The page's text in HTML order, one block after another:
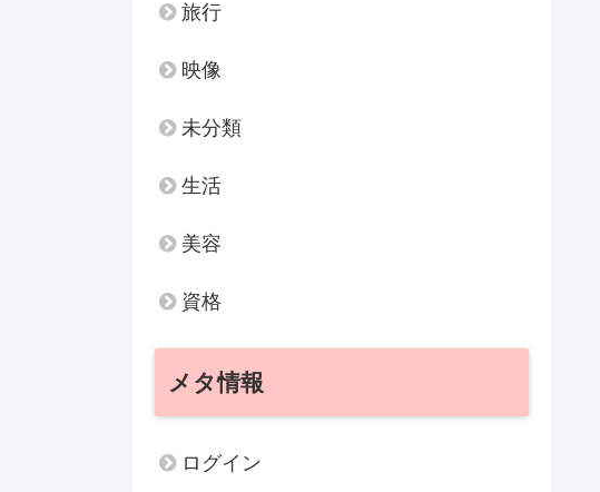
旅行
映像
未分類
生活
美容
資格
メタ情報
ログイン